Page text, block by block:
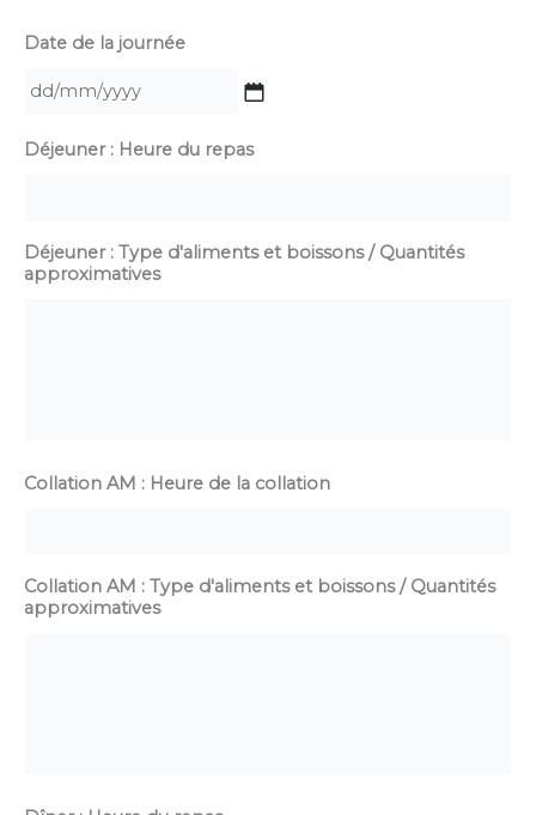
Date de la journée
slash
YYYY
Déjeuner : Heure du repas
Déjeuner : Type d'aliments et boissons / Quantités
approximatives
Collation AM : Heure de la collation
Collation AM : Type d'aliments et boissons / Quantités
approximatives